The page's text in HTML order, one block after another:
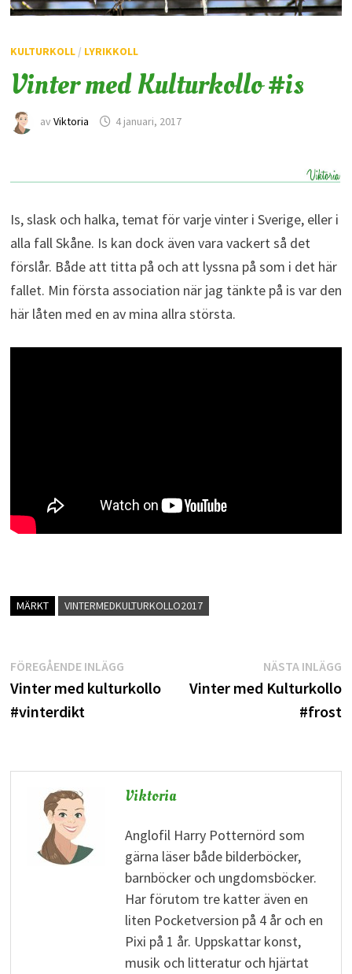
KULTURKOLL/ LYRIKKOLL
Vinter med Kulturkollo #is
av Viktoria 4 januari, 2017
Is, slask och halka, temat för varje vinter i Sverige, eller i
alla fall Skåne. Is kan dock även vara vackert så det
förslår. Både att titta på och att lyssna på som i det här
fallet. Min första association när jag tänkte på is var den
här låten med en av mina allra största.
MÄRKT VINTERMEDKULTURKOLLO2017
Inläggsnavigering
FÖREGÅENDE INLÄGGFöregående
inlägg:
Vinter med kulturkollo
#vinterdikt
NÄSTA INLÄGG
Vinter med Kulturkollo
#frost
Viktoria
Anglofil Harry Potternörd som
gärna läser både bilderböcker,
barnböcker och ungdomsböcker.
Har förutom tre katter även en
liten Pocketversion på 4 år och en
Pixi på 1 år. Uppskattar konst,
musik och litteratur och hjärtat